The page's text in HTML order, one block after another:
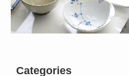
Categories